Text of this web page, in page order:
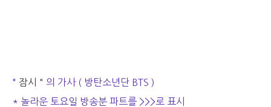
" 잠시
" 의 가사 ( 방탄소년단 BTS )
* 놀라운 토요일 방송분 파트를 >>>로 표시